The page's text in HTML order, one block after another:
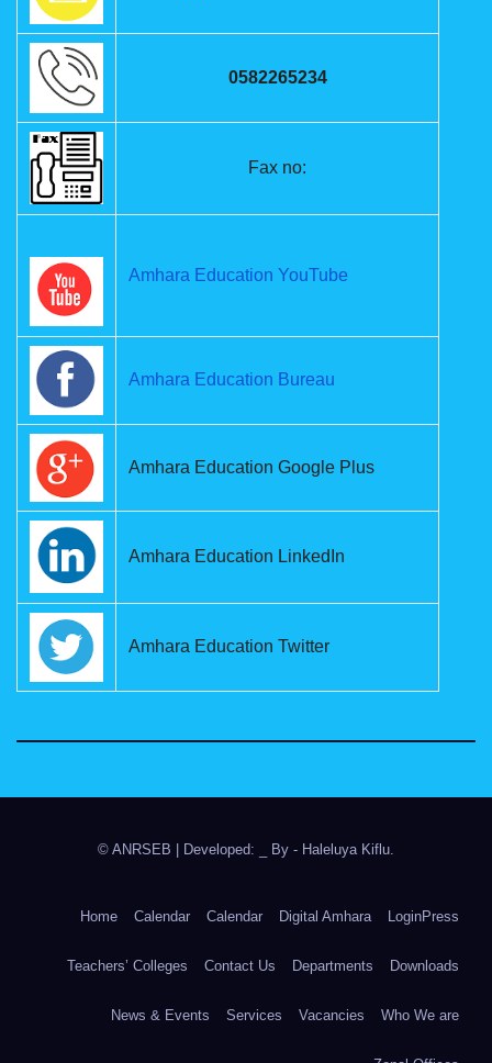
0582265234
Fax no:
Amhara Education YouTube
Amhara Education Bureau
Amhara Education Google Plus
Amhara Education LinkedIn
Amhara Education Twitter
© ANRSEB Developed: _ By - Haleluya Kiflu
Home Calendar Calendar Digital Amhara LoginPress
Teachers’ Colleges Contact Us Departments Downloads
News & Events Services Vacancies Who We are